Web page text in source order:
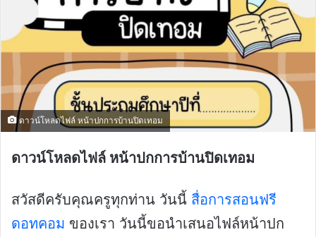
ดาวน์โหลดไฟล์ หน้าปกการบ้านปิดเทอม
ดาวน์โหลดไฟล์ หน้าปกการบ้านปิดเทอม
สวัสดีครับคุณครูทุกท่าน วันนี้ สื่อการสอนฟรี
ดอทคอม ของเรา วันนี้ขอนำเสนอไฟล์หน้าปก